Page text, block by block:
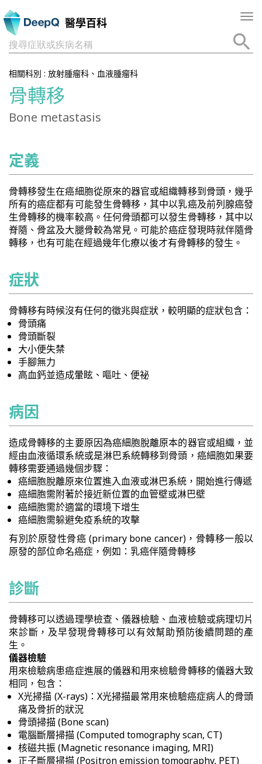
醫學百科
搜尋症狀或疾病名稱
相關科別 : 放射腫瘤科、血液腫瘤科
骨轉移
Bone metastasis
定義
骨轉移發生在癌細胞從原來的器官或組織轉移到骨頭，幾乎
所有的癌症都有可能發生骨轉移，其中以乳癌及前列腺癌發
生骨轉移的機率較高。任何骨頭都可以發生骨轉移，其中以
脊隨、骨盆及大腿骨較為常見。可能於癌症發現時就伴隨骨
轉移，也有可能在經過幾年化療以後才有骨轉移的發生。
症狀
骨轉移有時候沒有任何的徵兆與症狀，較明顯的症狀包含：
骨頭痛
骨頭斷裂
大小便失禁
手腳無力
高血鈣並造成暈眩、嘔吐、便祕
病因
造成骨轉移的主要原因為癌細胞脫離原本的器官或組織，並
經由血液循環系統或是淋巴系統轉移到骨頭，癌細胞如果要
轉移需要通過幾個步驟：
癌細胞脫離原來位置進入血液或淋巴系統，開始進行傳遞
癌細胞需附著於接近新位置的血管壁或淋巴壁
癌細胞需於適當的環境下增生
癌細胞需躲避免疫系統的攻擊
有別於原發性骨癌 (primary bone cancer)，骨轉移一般以
原發的部位命名癌症，例如：乳癌伴隨骨轉移
診斷
骨轉移可以透過理學檢查、儀器檢驗、血液檢驗或病理切片
來診斷，及早發現骨轉移可以有效幫助預防後續問題的產
生。
儀器檢驗
用來檢驗病患癌症進展的儀器和用來檢驗骨轉移的儀器大致
相同，包含：
X光掃描 (X-rays)：X光掃描最常用來檢驗癌症病人的骨頭
痛及骨折的狀況
骨頭掃描 (Bone scan)
電腦斷層掃描 (Computed tomography scan, CT)
核磁共振 (Magnetic resonance imaging, MRI)
正子斷層掃描 (Positron emission tomography, PET)